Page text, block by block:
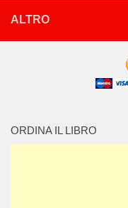
ALTRO
ORDINA IL LIBRO